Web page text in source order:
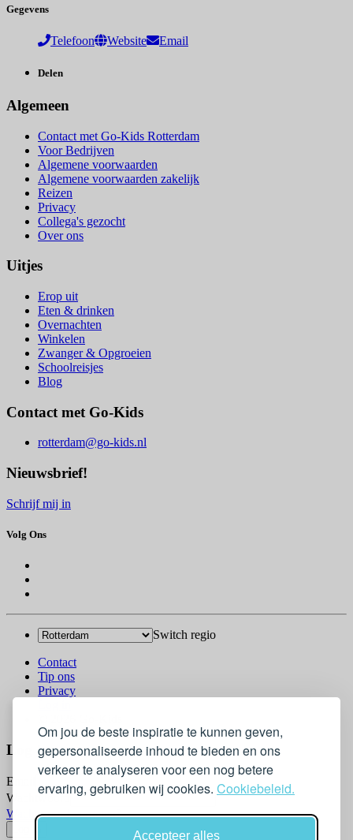
Om jou de beste inspiratie te kunnen geven,
gepersonaliseerde inhoud te bieden en ons
verkeer te analyseren voor een nog betere
ervaring, gebruiken wij cookies. Cookiebeleid.
Accepteer alles
Gegevens
Telefoon Website Email
Delen
Algemeen
Contact met Go-Kids Rotterdam
Voor Bedrijven
Algemene voorwaarden
Algemene voorwaarden zakelijk
Reizen
Privacy
Collega's gezocht
Over ons
Uitjes
Erop uit
Eten & drinken
Overnachten
Winkelen
Zwanger & Opgroeien
Schoolreisjes
Blog
Contact met Go-Kids
rotterdam@go-kids.nl
Nieuwsbrief!
Schrijf mij in
Volg Ons
Switch regio
Contact
Tip ons
Privacy
Log In
Email
Wachtwoord
Wachtwoord vergeten?